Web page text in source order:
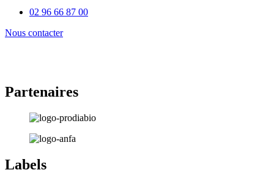
02 96 66 87 00
Nous contacter
Partenaires
Labels